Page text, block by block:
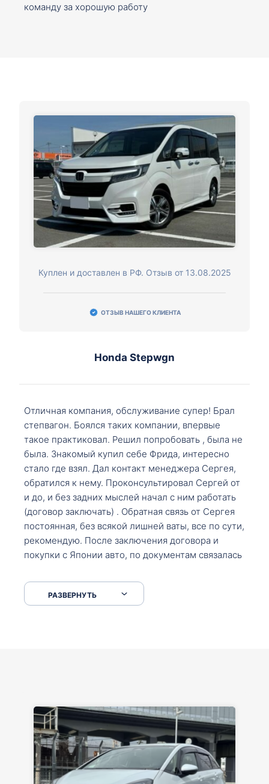
команду за хорошую работу
Куплен и доставлен в РФ. Отзыв от 13.08.2025
ОТЗЫВ НАШЕГО КЛИЕНТА
Honda Stepwgn
Отличная компания, обслуживание супер! Брал
степвагон. Боялся таких компании, впервые
такое практиковал. Решил попробовать , была не
была. Знакомый купил себе Фрида, интересно
стало где взял. Дал контакт менеджера Сергея,
обратился к нему. Проконсультировал Сергей от
и до, и без задних мыслей начал с ним работать
(договор заключать) . Обратная связь от Сергея
постоянная, без всякой лишней ваты, все по сути,
рекомендую. После заключения договора и
покупки с Японии авто, по документам связалась
что заполнить, куда зайти, образцы и т.д. После
приехал за авто. Меня тепло встретили Сергей с
РАЗВЕРНУТЬ